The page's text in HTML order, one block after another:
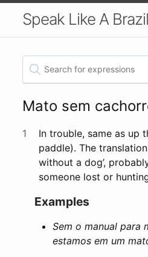
Speak Like A
Mato sem
1
In trouble, same as up
paddle). The
without a dog’,
someone lost or
Examples
Sem o manual para
estamos em um